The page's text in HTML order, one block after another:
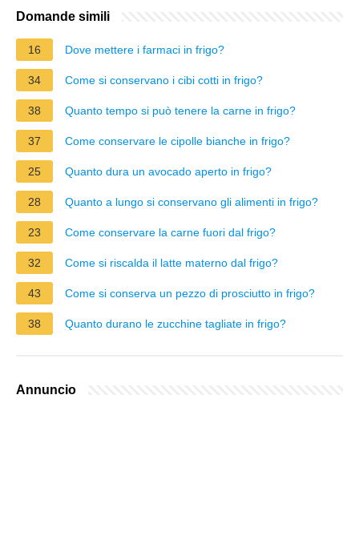
Domande simili
16 Dove mettere i farmaci in frigo?
34 Come si conservano i cibi cotti in frigo?
38 Quanto tempo si può tenere la carne in frigo?
37 Come conservare le cipolle bianche in frigo?
25 Quanto dura un avocado aperto in frigo?
28 Quanto a lungo si conservano gli alimenti in frigo?
23 Come conservare la carne fuori dal frigo?
32 Come si riscalda il latte materno dal frigo?
43 Come si conserva un pezzo di prosciutto in frigo?
38 Quanto durano le zucchine tagliate in frigo?
Annuncio